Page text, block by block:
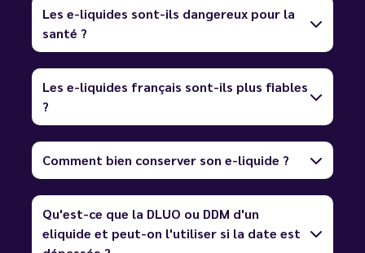
Les e-liquides sont-ils dangereux pour la
santé ?
Les e-liquides français sont-ils plus fiables
?
Comment bien conserver son e-liquide ?
Qu'est-ce que la DLUO ou DDM d'un
eliquide et peut-on l'utiliser si la date est